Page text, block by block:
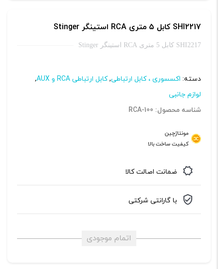
SHI2217 کابل ۵ متری RCA استینگر Stinger
SHI2217 کابل 5 متری RCA استینگر Stinger
دسته: اکسسوری ، کابل ارتباطی,کابل ارتباطی RCA و AUX
,
لوازم جانبی
شناسه محصول: RCA-100
مونتاژچین
کیفیت ساخت بالا
ضمانت اصالت کالا
با گارانتی شرکتی
اتمام موجودی